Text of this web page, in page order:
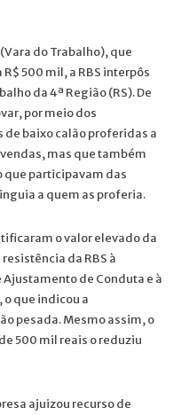
do Trabalho), que
500 mil, a RBS interpôs
da 4ª Região (RS). De
por meio dos
de baixo calão proferidas a
mas que também
participavam das
a quem as proferia.
o valor elevado da
da RBS à
de Conduta e à
que indicou a
pesada. Mesmo assim, o
500 mil reais o reduziu
ajuizou recurso de